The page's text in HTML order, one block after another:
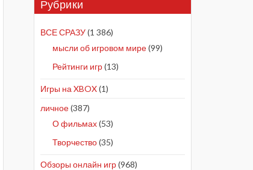
Рубрики
ВСЕ СРАЗУ(1 386)
мысли об игровом мире(99)
Рейтинги игр(13)
Игры на XBOX(1)
личное(387)
О фильмах(53)
Творчество(35)
Обзоры онлайн игр(968)